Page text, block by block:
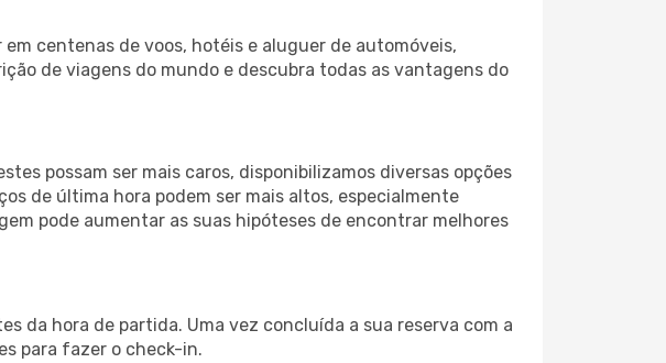
centenas de voos, hotéis e aluguer de automóveis,
de viagens do mundo e descubra todas as vantagens do
possam ser mais caros, disponibilizamos diversas opções
de última hora podem ser mais altos, especialmente
pode aumentar as suas hipóteses de encontrar melhores
da hora de partida. Uma vez concluída a sua reserva com a
para fazer o check-in.